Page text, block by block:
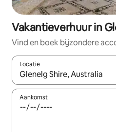
Vakantieverhuur in
Vind en boek bijzondere
Locatie
Wanneer er suggesties
Aankomst